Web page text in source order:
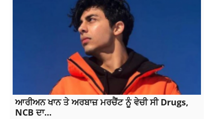
ਆਰੀਅਨ ਖਾਨ ਤੇ ਅਰਬਾਜ਼ ਮਰਚੈਂਟ ਨੂੰ ਵੇਚੀ ਸੀ Drugs,
NCB ਦਾ...